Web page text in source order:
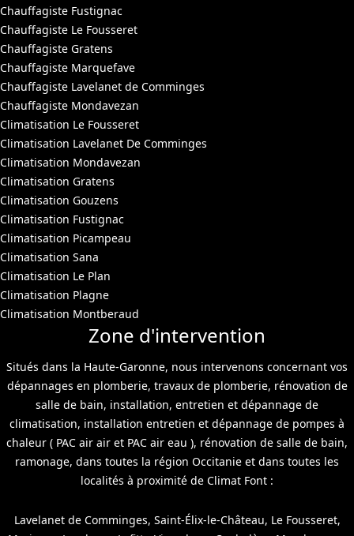
Chauffagiste Fustignac
Chauffagiste Le Fousseret
Chauffagiste Gratens
Chauffagiste Marquefave
Chauffagiste Lavelanet de Comminges
Chauffagiste Mondavezan
Climatisation Le Fousseret
Climatisation Lavelanet De Comminges
Climatisation Mondavezan
Climatisation Gratens
Climatisation Gouzens
Climatisation Fustignac
Climatisation Picampeau
Climatisation Sana
Climatisation Le Plan
Climatisation Plagne
Climatisation Montberaud
Zone d'intervention
Situés dans la Haute-Garonne, nous intervenons concernant vos
dépannages en plomberie, travaux de plomberie, rénovation de
salle de bain, installation, entretien et dépannage de
climatisation, installation entretien et dépannage de pompes à
chaleur ( PAC air air et PAC air eau ), rénovation de salle de bain,
ramonage, dans toutes la région Occitanie et dans toutes les
localités à proximité de Climat Font :
Lavelanet de Comminges, Saint-Élix-le-Château, Le Fousseret,